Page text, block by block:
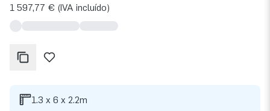
1 597,77 € (IVA incluído)
1.3 x 6 x 2.2m